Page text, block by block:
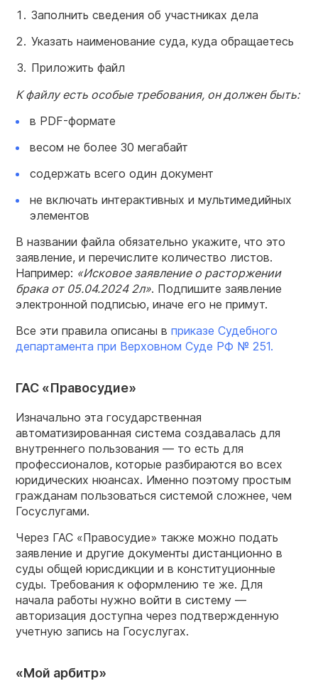
Заполнить сведения об участниках дела
Указать наименование суда, куда обращаетесь
Приложить файл
К файлу есть особые требования, он должен быть:
в PDF-формате
весом не более 30 мегабайт
содержать всего один документ
не включать интерактивных и мультимедийных
элементов
В названии файла обязательно укажите, что это
заявление, и перечислите количество листов.
Например: «Исковое заявление о расторжении
брака от 05.04.2024 2л». Подпишите заявление
электронной подписью, иначе его не примут.
Все эти правила описаны в приказе Судебного
департамента при Верховном Суде РФ № 251.
ГАС «Правосудие»
Изначально эта государственная
автоматизированная система создавалась для
внутреннего пользования — то есть для
профессионалов, которые разбираются во всех
юридических нюансах. Именно поэтому простым
гражданам пользоваться системой сложнее, чем
Госуслугами.
Через ГАС «Правосудие» также можно подать
заявление и другие документы дистанционно в
суды общей юрисдикции и в конституционные
суды. Требования к оформлению те же. Для
начала работы нужно войти в систему —
авторизация доступна через подтвержденную
учетную запись на Госуслугах.
«Мой арбитр»